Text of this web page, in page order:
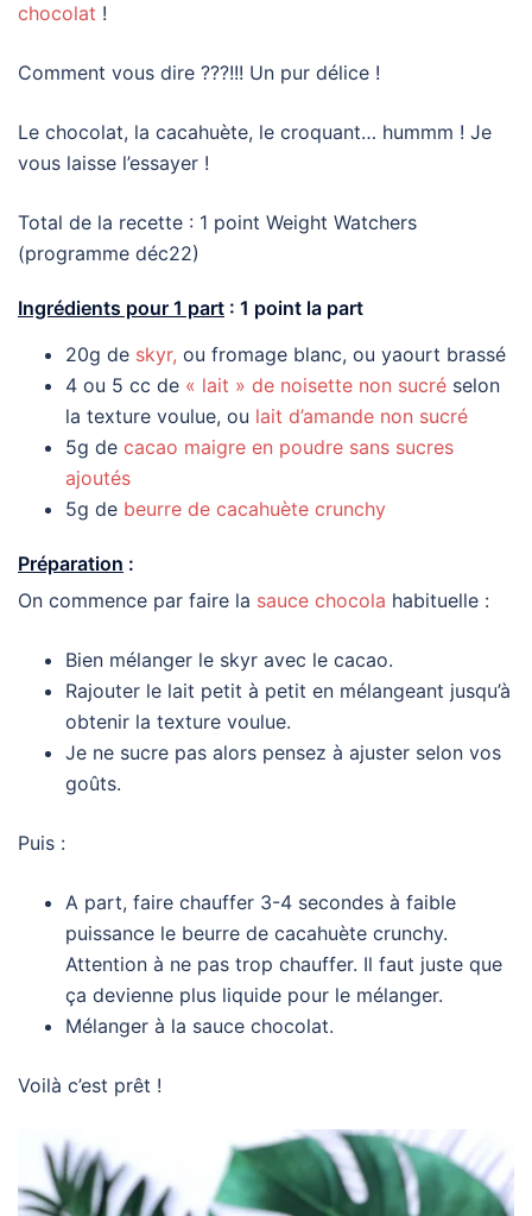
chocolat !
Comment vous dire ???!!! Un pur délice !
Le chocolat, la cacahuète, le croquant… hummm ! Je
vous laisse l’essayer !
Total de la recette : 1 point Weight Watchers
(programme déc22)
Ingrédients pour 1 part : 1 point la part
20g de skyr, ou fromage blanc, ou yaourt brassé
4 ou 5 cc de « lait » de noisette non sucré selon
la texture voulue, ou lait d’amande non sucré
5g de cacao maigre en poudre sans sucres
ajoutés
5g de beurre de cacahuète crunchy
Préparation :
On commence par faire la sauce chocola habituelle :
Bien mélanger le skyr avec le cacao.
Rajouter le lait petit à petit en mélangeant jusqu’à
obtenir la texture voulue.
Je ne sucre pas alors pensez à ajuster selon vos
goûts.
Puis :
A part, faire chauffer 3-4 secondes à faible
puissance le beurre de cacahuète crunchy.
Attention à ne pas trop chauffer. Il faut juste que
ça devienne plus liquide pour le mélanger.
Mélanger à la sauce chocolat.
Voilà c’est prêt !